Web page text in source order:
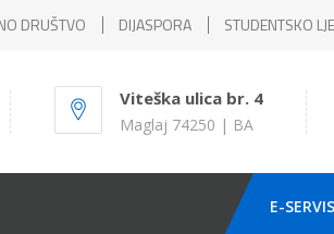
DRUŠTVO DIJASPORA STUDENTSKO
Viteška ulica br. 4
Maglaj 74250 | BA
E-